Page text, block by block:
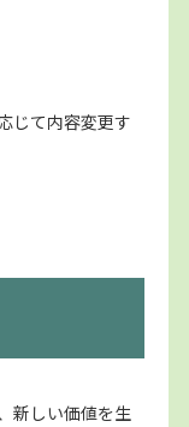
じて内容変更す
新しい価値を生